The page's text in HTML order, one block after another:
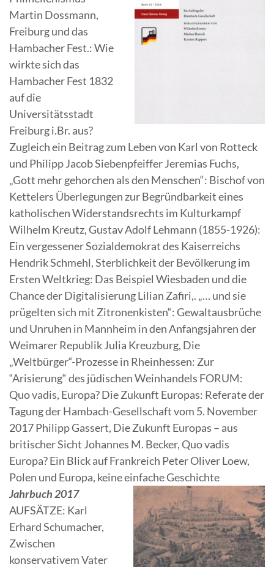
Martin Dossmann,
Freiburg und das
Hambacher Fest.: Wie
wirkte sich das
Hambacher Fest 1832
auf die
Universitätsstadt
Freiburg i.Br. aus?
Zugleich ein Beitrag zum Leben von Karl von Rotteck
und Philipp Jacob Siebenpfeiffer Jeremias Fuchs,
„Gott mehr gehorchen als den Menschen“: Bischof von
Kettelers Überlegungen zur Begründbarkeit eines
katholischen Widerstandsrechts im Kulturkampf
Wilhelm Kreutz, Gustav Adolf Lehmann (1855-1926):
Ein vergessener Sozialdemokrat des Kaiserreichs
Hendrik Schmehl, Sterblichkeit der Bevölkerung im
Ersten Weltkrieg: Das Beispiel Wiesbaden und die
Chance der Digitalisierung Lilian Zafiri,. „… und sie
prügelten sich mit Zitronenkisten“: Gewaltausbrüche
und Unruhen in Mannheim in den Anfangsjahren der
Weimarer Republik Julia Kreuzburg, Die
„Weltbürger“-Prozesse in Rheinhessen: Zur
“Arisierung“ des jüdischen Weinhandels FORUM:
Quo vadis, Europa? Die Zukunft Europas: Referate der
Tagung der Hambach-Gesellschaft vom 5. November
2017 Philipp Gassert, Die Zukunft Europas – aus
britischer Sicht Johannes M. Becker, Quo vadis
Europa? Ein Blick auf Frankreich Peter Oliver Loew,
Polen und Europa, keine einfache Geschichte
Jahrbuch 2017
AUFSÄTZE: Karl
Erhard Schumacher,
Zwischen
konservativem Vater